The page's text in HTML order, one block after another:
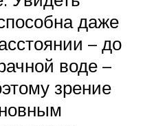
даже
– до
воде –
зрение